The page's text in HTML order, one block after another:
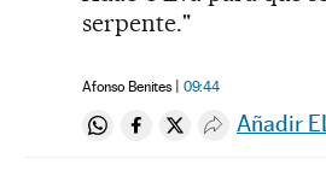
serpente."
Afonso Benites 09:44
Compartir en Whatsapp
Compartir en
Compartir en
Desplegar
Añadir